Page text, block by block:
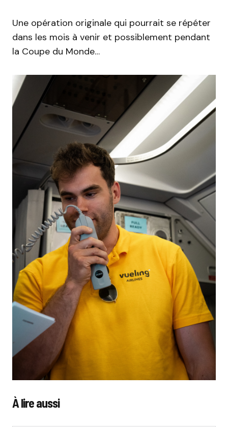
Une opération originale qui pourrait se répéter
dans les mois à venir et possiblement pendant
la Coupe du Monde…
À lire aussi